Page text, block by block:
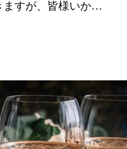
ますが、皆様いか…